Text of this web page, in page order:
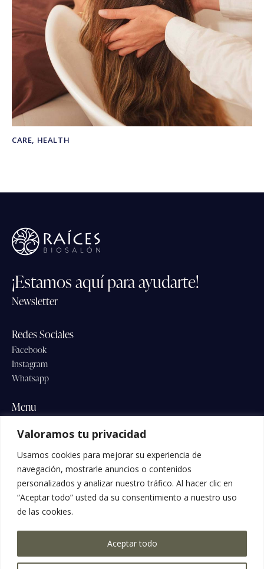
Valoramos tu privacidad
Usamos cookies para mejorar su experiencia de
navegación, mostrarle anuncios o contenidos
personalizados y analizar nuestro tráfico. Al hacer clic en
“Aceptar todo” usted da su consentimiento a nuestro uso
de las cookies.
Aceptar todo
CARE, HEALTH
¡Estamosaquíparaayudarte!
Newsletter
Redes Sociales
Facebook
Instagram
Whatsapp
Menu
Conócenos
Listado de precios
Secretos del Agua
Preguntas Frecuentes
Blog